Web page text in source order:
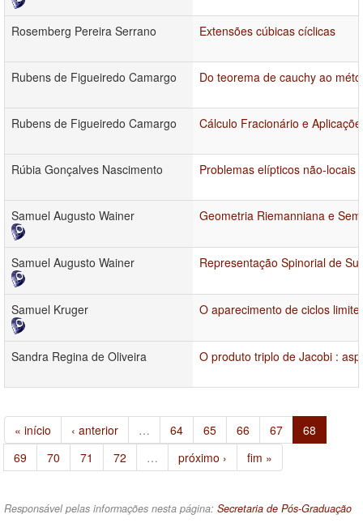
Rosemberg Pereira Serrano Extensões cúbicas cíclicas
Rubens de Figueiredo Camargo Do teorema de cauchy ao
Rubens de Figueiredo Camargo Cálculo Fracionário e
Rúbia Gonçalves Nascimento Problemas elípticos não-locais
Samuel Augusto Wainer Geometria Riemanniana e
Samuel Augusto Wainer Representação Spinorial de
Samuel Kruger O aparecimento de ciclos
Sandra Regina de Oliveira O produto triplo de Jacobi :
« início ‹ anterior … 64 65 66 67
68
69
70 71 72 … próximo › fim »
Responsável pelas informações nesta página: Secretaria de Pós-Graduação